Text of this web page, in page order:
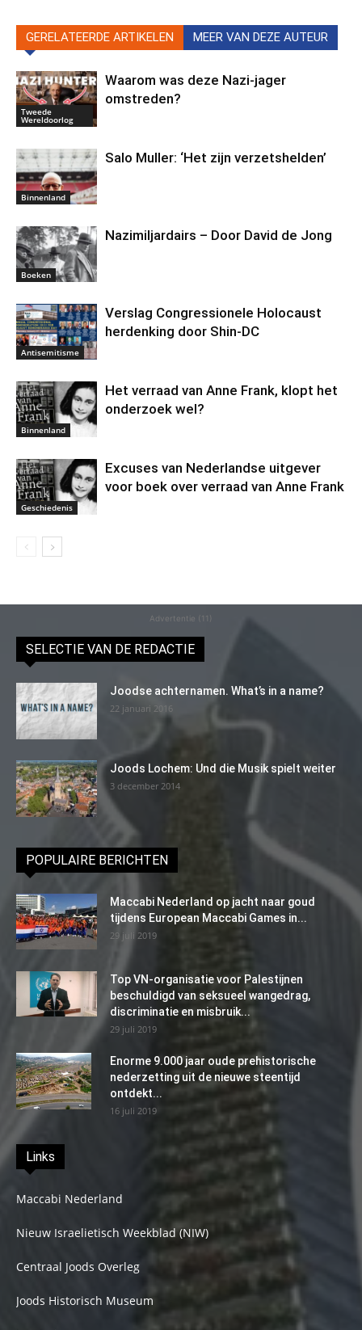
GERELATEERDE ARTIKELEN MEER VAN DEZE AUTEUR
Tweede
Wereldoorlog
Waarom was deze Nazi-jager
omstreden?
Binnenland
Salo Muller: ‘Het zijn verzetshelden’
Boeken
Nazimiljardairs – Door David de Jong
Antisemitisme
Verslag Congressionele Holocaust
herdenking door Shin-DC
Binnenland
Het verraad van Anne Frank, klopt het
onderzoek wel?
Geschiedenis
Excuses van Nederlandse uitgever
voor boek over verraad van Anne Frank
Advertentie (11)
SELECTIE VAN DE REDACTIE
Joodse achternamen. What’s in a name?
22 januari 2016
Joods Lochem: Und die Musik spielt weiter
3 december 2014
POPULAIRE BERICHTEN
Maccabi Nederland op jacht naar goud
tijdens European Maccabi Games in...
29 juli 2019
Top VN-organisatie voor Palestijnen
beschuldigd van seksueel wangedrag,
discriminatie en misbruik...
29 juli 2019
Enorme 9.000 jaar oude prehistorische
nederzetting uit de nieuwe steentijd
ontdekt...
16 juli 2019
Links
Maccabi Nederland
Nieuw Israelietisch Weekblad (NIW)
Centraal Joods Overleg
Joods Historisch Museum